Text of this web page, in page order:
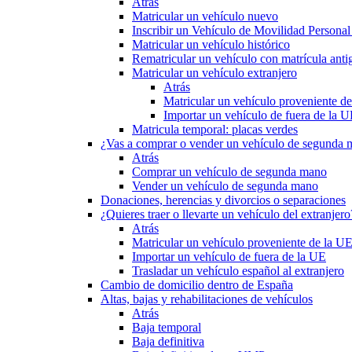
Matricular un vehículo nuevo
Inscribir un Vehículo de Movilidad
Matricular un vehículo histórico
Rematricular un vehículo con matrícula
Matricular un vehículo extranjero
Atrás
Matricular un vehículo proveniente
Importar un vehículo de fuera de la
Matricula temporal: placas verdes
¿Vas a comprar o vender un vehículo de segunda
Atrás
Comprar un vehículo de segunda mano
Vender un vehículo de segunda mano
Donaciones, herencias y divorcios o separaciones
¿Quieres traer o llevarte un vehículo del
Atrás
Matricular un vehículo proveniente de la UE
Importar un vehículo de fuera de la UE
Trasladar un vehículo español al extranjero
Cambio de domicilio dentro de España
Altas, bajas y rehabilitaciones de vehículos
Atrás
Baja temporal
Baja definitiva